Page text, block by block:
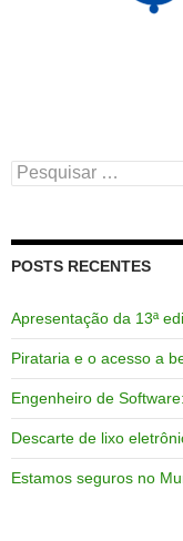
Pesquisar
por:
POSTS RECENTES
Apresentação da 13ª
Pirataria e o acesso a
Engenheiro de
Descarte de lixo
Estamos seguros no